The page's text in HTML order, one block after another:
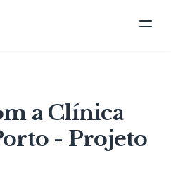
a Clínica
- Projeto